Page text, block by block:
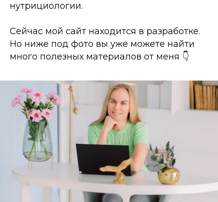
нутрициологии.
Сейчас мой сайт находится в разработке.
Но ниже под фото вы уже можете найти
много полезных материалов от меня 👇